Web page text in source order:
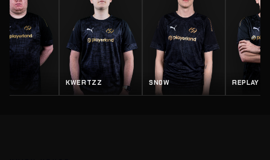
SN0W REPLAY SALTY